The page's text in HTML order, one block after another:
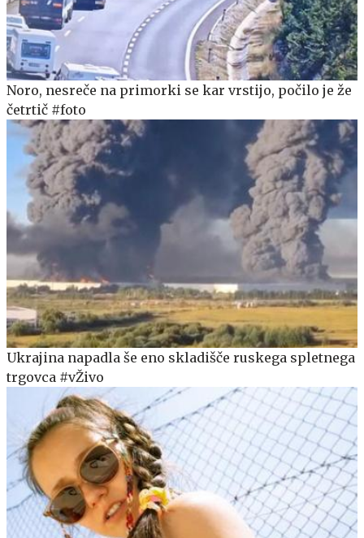
Noro, nesreče na primorki se kar vrstijo, počilo je že
četrtič #foto
Ukrajina napadla še eno skladišče ruskega spletnega
trgovca #vŽivo